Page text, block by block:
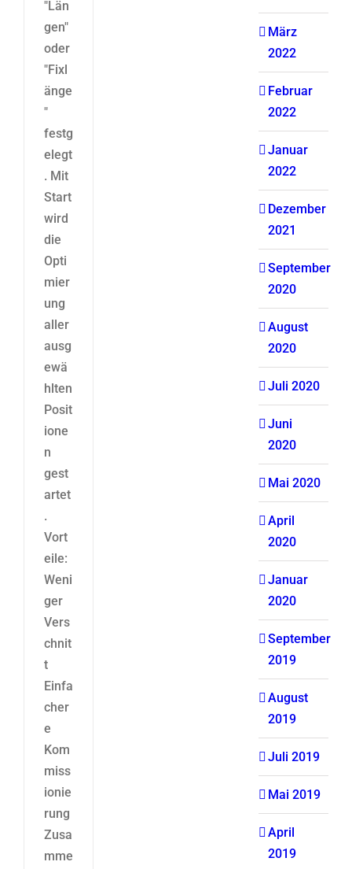
"Län
gen"
oder
"Fixl
änge
"
festg
elegt
. Mit
Start
wird
die
Opti
mier
ung
aller
ausg
ewä
hlten
Posit
ione
n
gest
artet
.
Vort
eile:
Weni
ger
Vers
chnit
t
Einfa
cher
e
Kom
miss
ionie
rung
Zusa
mme
März
2022
Februar
2022
Januar
2022
Dezember
2021
September
2020
August
2020
Juli 2020
Juni
2020
Mai 2020
April
2020
Januar
2020
September
2019
August
2019
Juli 2019
Mai 2019
April
2019